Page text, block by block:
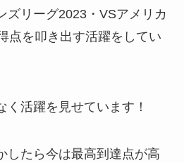
ズリーグ2023・VSアメリカ
点を叩き出す活躍をしてい
活躍を見せています！
したら今は最高到達点が高